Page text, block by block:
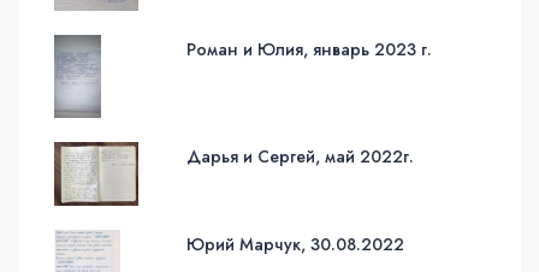
Роман и Юлия, январь 2023 г.
Дарья и Сергей, май 2022г.
Юрий Марчук, 30.08.2022